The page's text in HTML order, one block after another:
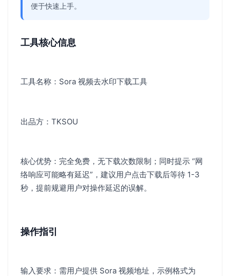
便于快速上手。
工具核心信息
工具名称：Sora 视频去水印下载工具
出品方：TKSOU
核心优势：完全免费，无下载次数限制；同时提示 “网
络响应可能略有延迟”，建议用户点击下载后等待 1-3
秒，提前规避用户对操作延迟的误解。
操作指引
输入要求：需用户提供 Sora 视频地址，示例格式为